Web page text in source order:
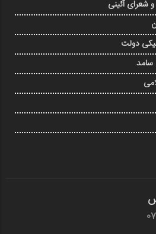
شعرای آئینی
دولت
سامد